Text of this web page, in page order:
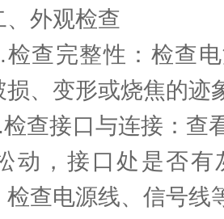
外观检查
完整性：检查电
损、变形或烧焦的迹
接口与连接：查
动，接口处是否有
检查电源线、信号线